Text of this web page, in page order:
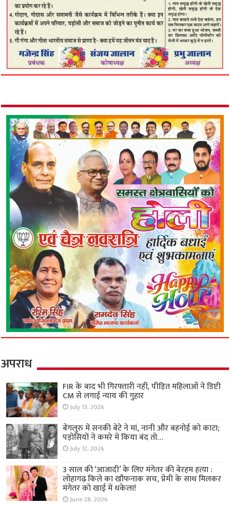
अपराध
FIR के बाद भी गिरफ्तारी नहीं, पीड़ित महिलाओं ने डिप्टी
CM से लगाई न्याय की गुहार
July 13, 2026
बेंगलुरु में सनकी बेटे ने मां, नानी और बहनोई को काटा;
पड़ोसियों ने कमरे में किया बंद तो…
July 12, 2026
3 साल की ‘आजादी’ के लिए मंगेतर की बेरहम हत्या :
लोहागढ़ किले का खौफनाक सच, प्रेमी के साथ मिलकर
मंगेतर को खाई में धकेला!
June 28, 2026